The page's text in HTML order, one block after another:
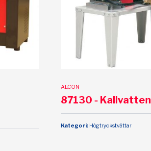
ALCON
87130 - Kallvatten
Kategori: Högtryckstvättar